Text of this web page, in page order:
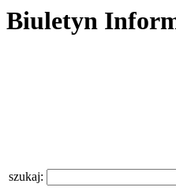
Biuletyn
szukaj: